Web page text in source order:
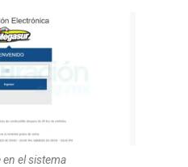
en el sistema